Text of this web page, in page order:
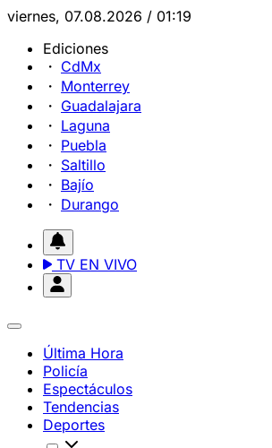
viernes, 07.08.2026 / 01:19
Ediciones
CdMx
Monterrey
Guadalajara
Laguna
Puebla
Saltillo
Bajío
Durango
TV EN VIVO
Última Hora
Policía
Espectáculos
Tendencias
Deportes